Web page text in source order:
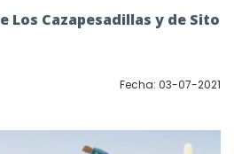
Los Cazapesadillas y de Sito
Fecha: 03-07-2021